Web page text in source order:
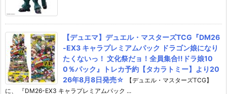
【デュエマ】デュエル・マスターズTCG『DM26
-EX3 キャラプレミアムパック ドラゴン娘になり
たくないっ！ 文化祭だョ！全員集合!!ドラ娘10
0％パック』トレカ予約【タカラトミー】より20
26年8月8日発売☆
【デュエル・マスターズTCG】
に、 『DM26-EX3 キャラプレミアムパック ...